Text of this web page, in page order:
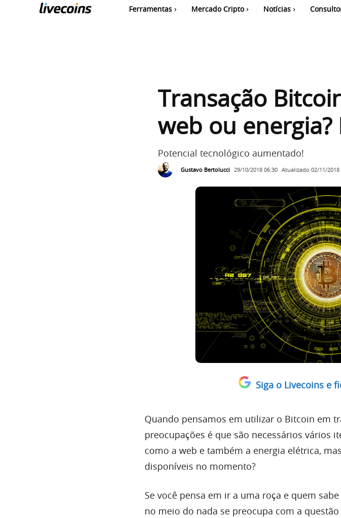
Ferramentas Mercado Cripto Notícias
Transação
web ou energia?
Potencial tecnológico aumentado!
Gustavo Bertolucci 29/10/2018 06:30 Atualizado 02/11/2018
Siga o Livecoins e
Quando pensamos em utilizar o Bitcoin em
preocupações é que são necessários vários
como a web e também a energia elétrica,
disponíveis no momento?
Se você pensa em ir a uma roça e quem
no meio do nada se preocupa com a